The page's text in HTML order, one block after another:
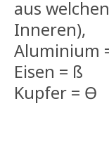
aus
Inneren),
Aluminium
Eisen = ß
Kupfer = Ɵ